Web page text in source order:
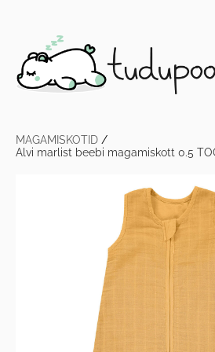
MAGAMISKOTID /
Alvi marlist beebi magamiskott 0.5